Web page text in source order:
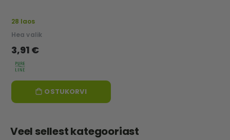
28 laos
Hea valik
3,91 €
OSTUKORVI
Veel sellest kategooriast